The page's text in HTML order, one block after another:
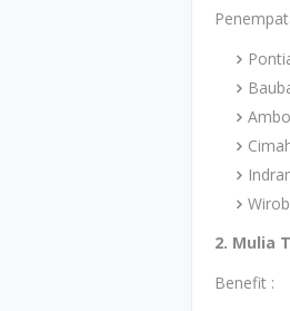
2. Mulia
Benefit :